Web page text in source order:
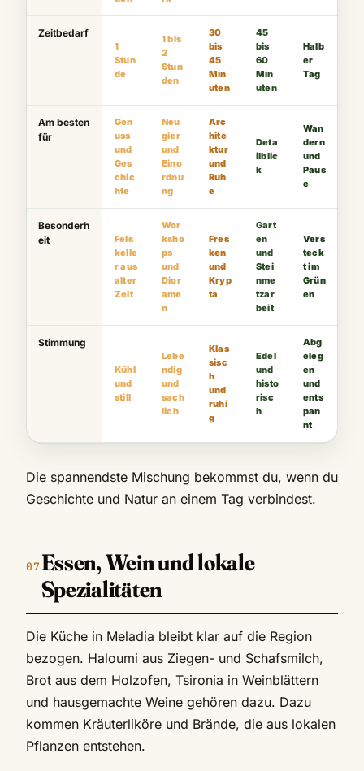
Zeitbedarf
1
Stun
de
1 bis
2
Stun
den
30
bis
45
Min
uten
45
bis
60
Min
uten
Halb
er
Tag
Am besten
für
Gen
uss
und
Ges
chic
hte
Neu
gier
und
Eino
rdnu
ng
Arc
hite
ktur
und
Ruh
e
Deta
ilblic
k
Wan
dern
und
Paus
e
Besonderh
eit
Fels
kelle
r aus
alter
Zeit
Wor
ksho
ps
und
Dior
ame
n
Fres
ken
und
Kryp
ta
Gart
en
und
Stei
nme
tzar
beit
Vers
teck
t im
Grün
en
Stimmung
Kühl
und
still
Lebe
ndig
und
sach
lich
Klas
sisc
h
und
ruhi
g
Edel
und
histo
risc
h
Abg
eleg
en
und
ents
pan
nt
Die spannendste Mischung bekommst du, wenn du
Geschichte und Natur an einem Tag verbindest.
Essen, Wein und lokale
Spezialitäten
Die Küche in Meladia bleibt klar auf die Region
bezogen. Haloumi aus Ziegen- und Schafsmilch,
Brot aus dem Holzofen, Tsironia in Weinblättern
und hausgemachte Weine gehören dazu. Dazu
kommen Kräuterliköre und Brände, die aus lokalen
Pflanzen entstehen.